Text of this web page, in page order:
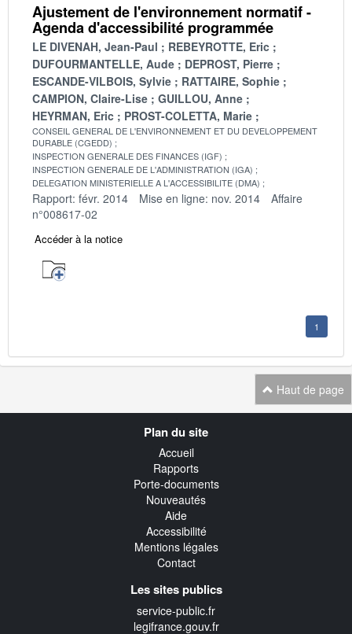
Ajustement de l'environnement normatif -
Agenda d'accessibilité programmée
LE DIVENAH, Jean-Paul
REBEYROTTE, Eric
DUFOURMANTELLE, Aude
DEPROST, Pierre
ESCANDE-VILBOIS, Sylvie
RATTAIRE, Sophie
CAMPION, Claire-Lise
GUILLOU, Anne
HEYRMAN, Eric
PROST-COLETTA, Marie
CONSEIL GENERAL DE L'ENVIRONNEMENT ET DU DEVELOPPEMENT
DURABLE (CGEDD)
INSPECTION GENERALE DES FINANCES (IGF)
INSPECTION GENERALE DE L'ADMINISTRATION (IGA)
DELEGATION MINISTERIELLE A L'ACCESSIBILITE (DMA)
Rapport: févr. 2014 Mise en ligne: nov. 2014
Affaire
n°008617-02
Accéder à la notice
1
Haut de page
Plan du site
Accueil
Rapports
Porte-documents
Nouveautés
Aide
Accessibilité
Mentions légales
Contact
Les sites publics
service-public.fr
legifrance.gouv.fr